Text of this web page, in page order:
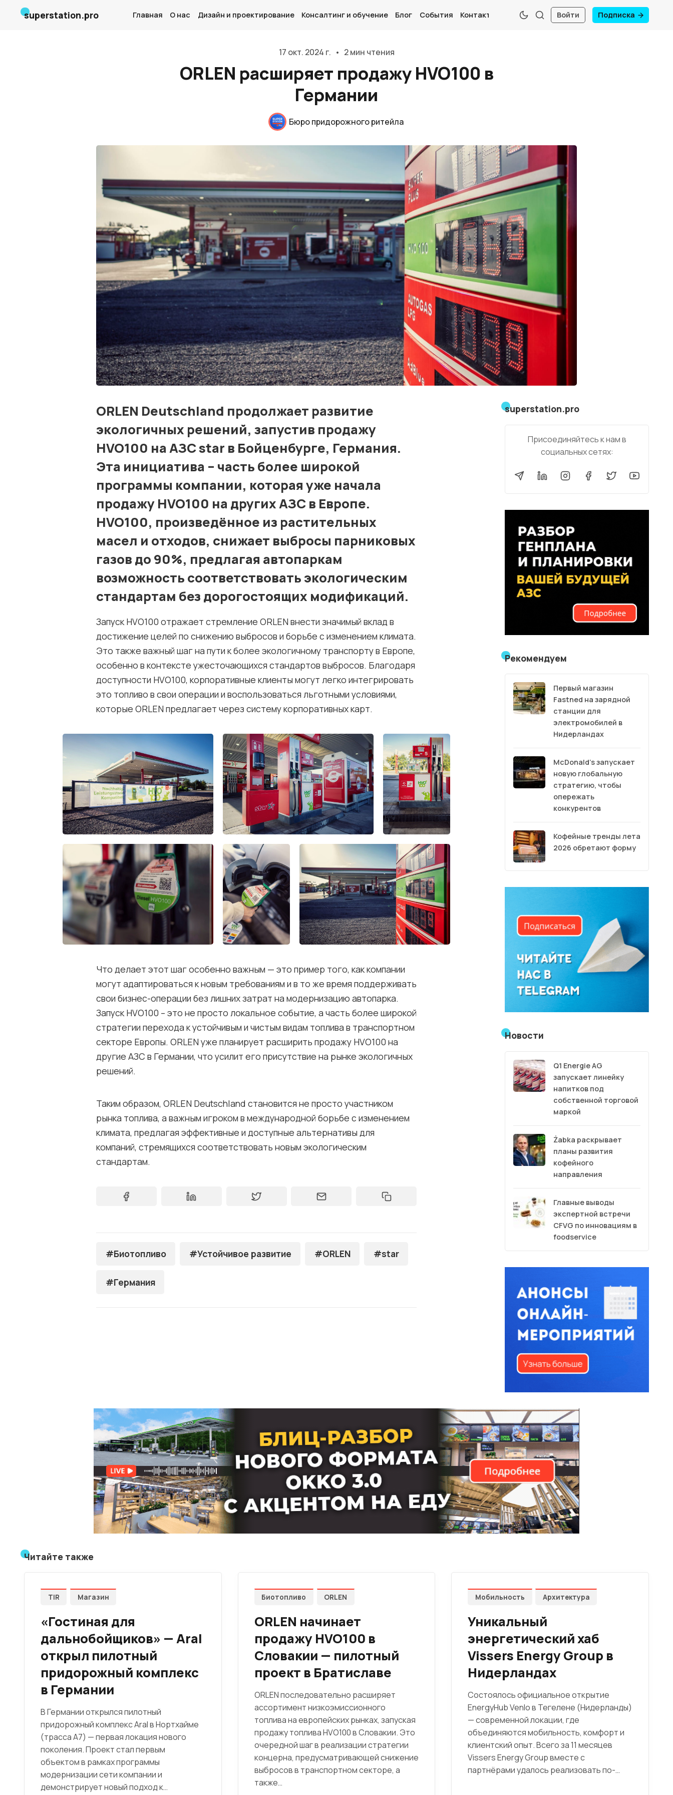
Главная
О нас
Блог
События
Контакты
Лучшие АЗС мира
Мнения
Видео
Подписка
Условия использования материалов
Политика конфиденциальности и cookie
superstation.pro Главная О нас Дизайн и проектирование Консалтинг и обучение Блог События Контакты Войти Подписка
17 окт. 2024 г. • 2 мин чтения
ORLEN расширяет продажу HVO100 в
Германии
Бюро придорожного ритейла
ORLEN Deutschland продолжает развитие
экологичных решений, запустив продажу
HVO100 на АЗС star в Бойценбурге, Германия.
Эта инициатива – часть более широкой
программы компании, которая уже начала
продажу HVO100 на других АЗС в Европе.
HVO100, произведённое из растительных
масел и отходов, снижает выбросы парниковых
газов до 90%, предлагая автопаркам
возможность соответствовать экологическим
стандартам без дорогостоящих модификаций.
Запуск HVO100 отражает стремление ORLEN внести значимый вклад в
достижение целей по снижению выбросов и борьбе с изменением климата.
Это также важный шаг на пути к более экологичному транспорту в Европе,
особенно в контексте ужесточающихся стандартов выбросов. Благодаря
доступности HVO100, корпоративные клиенты могут легко интегрировать
это топливо в свои операции и воспользоваться льготными условиями,
которые ORLEN предлагает через систему корпоративных карт.
Что делает этот шаг особенно важным — это пример того, как компании
могут адаптироваться к новым требованиям и в то же время поддерживать
свои бизнес-операции без лишних затрат на модернизацию автопарка.
Запуск HVO100 – это не просто локальное событие, а часть более широкой
стратегии перехода к устойчивым и чистым видам топлива в транспортном
секторе Европы. ORLEN уже планирует расширить продажу HVO100 на
другие АЗС в Германии, что усилит его присутствие на рынке экологичных
решений.
Таким образом, ORLEN Deutschland становится не просто участником
рынка топлива, а важным игроком в международной борьбе с изменением
климата, предлагая эффективные и доступные альтернативы для
компаний, стремящихся соответствовать новым экологическим
стандартам.
#Биотопливо #Устойчивое развитие #ORLEN #star
#Германия
superstation.pro
Присоединяйтесь к нам в
социальных сетях:
Рекомендуем
Первый магазин
Fastned на зарядной
станции для
электромобилей в
Нидерландах
McDonald’s запускает
новую глобальную
стратегию, чтобы
опережать
конкурентов
Кофейные тренды лета
2026 обретают форму
Новости
Q1 Energie AG
запускает линейку
напитков под
собственной торговой
маркой
Żabka раскрывает
планы развития
кофейного
направления
Главные выводы
экспертной встречи
CFVG по инновациям в
foodservice
Читайте также
TIR Магазин
«Гостиная для
дальнобойщиков» — Aral
открыл пилотный
придорожный комплекс
в Германии
В Германии открылся пилотный
придорожный комплекс Aral в Нортхайме
(трасса A7) — первая локация нового
поколения. Проект стал первым
объектом в рамках программы
модернизации сети компании и
демонстрирует новый подход к…
Биотопливо ORLEN
ORLEN начинает
продажу HVO100 в
Словакии — пилотный
проект в Братиславе
ORLEN последовательно расширяет
ассортимент низкоэмиссионного
топлива на европейских рынках, запуская
продажу топлива HVO100 в Словакии. Это
очередной шаг в реализации стратегии
концерна, предусматривающей снижение
выбросов в транспортном секторе, а
также…
Мобильность Архитектура
Уникальный
энергетический хаб
Vissers Energy Group в
Нидерландах
Состоялось официальное открытие
EnergyHub Venlo в Тегелене (Нидерланды)
— современной локации, где
объединяются мобильность, комфорт и
клиентский опыт. Всего за 11 месяцев
Vissers Energy Group вместе с
партнёрами удалось реализовать по-…